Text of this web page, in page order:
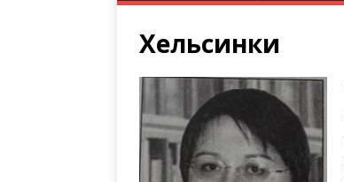
Хельсинки